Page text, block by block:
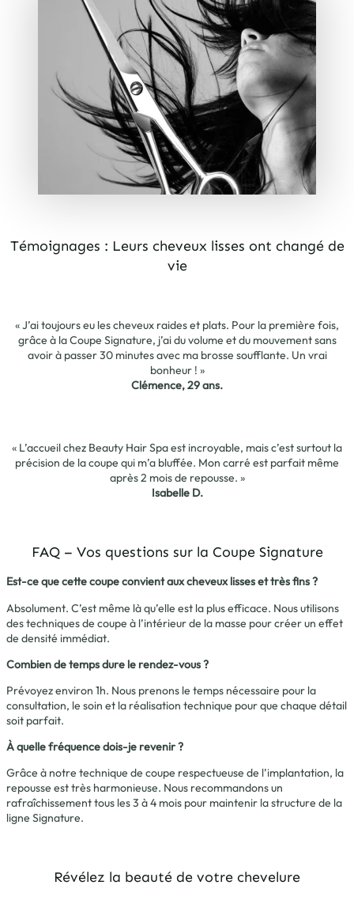
Témoignages : Leurs cheveux lisses ont changé de
vie
« J’ai toujours eu les cheveux raides et plats. Pour la première fois,
grâce à la Coupe Signature, j’ai du volume et du mouvement sans
avoir à passer 30 minutes avec ma brosse soufflante. Un vrai
bonheur ! »
Clémence, 29 ans.
« L’accueil chez Beauty Hair Spa est incroyable, mais c’est surtout la
précision de la coupe qui m’a bluffée. Mon carré est parfait même
après 2 mois de repousse. »
Isabelle D.
FAQ – Vos questions sur la Coupe Signature
Est-ce que cette coupe convient aux cheveux lisses et très fins ?
Absolument. C’est même là qu’elle est la plus efficace. Nous utilisons
des techniques de coupe à l’intérieur de la masse pour créer un effet
de densité immédiat.
Combien de temps dure le rendez-vous ?
Prévoyez environ 1h. Nous prenons le temps nécessaire pour la
consultation, le soin et la réalisation technique pour que chaque détail
soit parfait.
À quelle fréquence dois-je revenir ?
Grâce à notre technique de coupe respectueuse de l’implantation, la
repousse est très harmonieuse. Nous recommandons un
rafraîchissement tous les 3 à 4 mois pour maintenir la structure de la
ligne Signature.
Révélez la beauté de votre chevelure